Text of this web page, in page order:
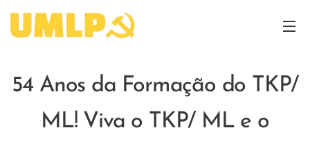
54 Anos da Formação do TKP/
ML! Viva o TKP/ ML e o